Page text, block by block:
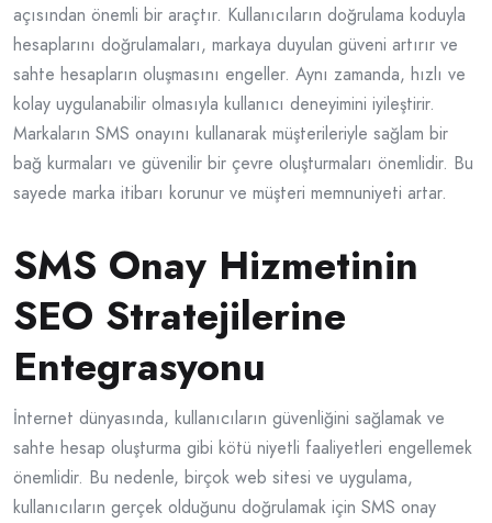
açısından önemli bir araçtır. Kullanıcıların doğrulama koduyla
hesaplarını doğrulamaları, markaya duyulan güveni artırır ve
sahte hesapların oluşmasını engeller. Aynı zamanda, hızlı ve
kolay uygulanabilir olmasıyla kullanıcı deneyimini iyileştirir.
Markaların SMS onayını kullanarak müşterileriyle sağlam bir
bağ kurmaları ve güvenilir bir çevre oluşturmaları önemlidir. Bu
sayede marka itibarı korunur ve müşteri memnuniyeti artar.
SMS Onay Hizmetinin
SEO Stratejilerine
Entegrasyonu
İnternet dünyasında, kullanıcıların güvenliğini sağlamak ve
sahte hesap oluşturma gibi kötü niyetli faaliyetleri engellemek
önemlidir. Bu nedenle, birçok web sitesi ve uygulama,
kullanıcıların gerçek olduğunu doğrulamak için SMS onay